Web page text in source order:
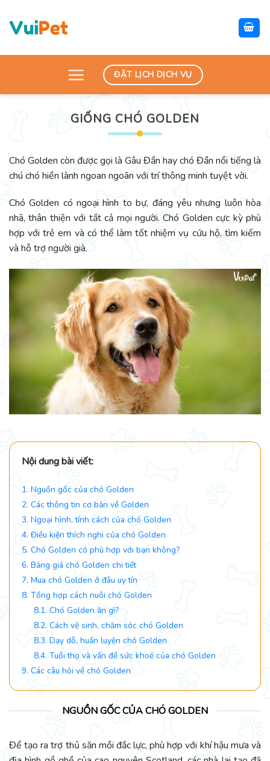
content
ĐẶT LỊCH DỊCH VỤ
GIỐNG CHÓ GOLDEN
Chó Golden còn được gọi là Gâu Đần hay chó Đần nổi tiếng là
chú chó hiền lành ngoan ngoãn với trí thông minh tuyệt vời.
Chó Golden có ngoại hình to bự, đáng yêu nhưng luôn hòa
nhã, thân thiện với tất cả mọi người. Chó Golden cực kỳ phù
hợp với trẻ em và có thể làm tốt nhiệm vụ cứu hộ, tìm kiếm
và hỗ trợ người già.
Nội dung bài viết:
1. Nguồn gốc của chó Golden
2. Các thông tin cơ bản về Golden
3. Ngoại hình, tính cách của chó Golden
4. Điều kiện thích nghi của chó Golden
5. Chó Golden có phù hợp với bạn không?
6. Bảng giá chó Golden chi tiết
7. Mua chó Golden ở đâu uy tín
8. Tổng hợp cách nuôi chó Golden
8.1. Chó Golden ăn gì?
8.2. Cách vệ sinh, chăm sóc chó Golden
8.3. Dạy dỗ, huấn luyện chó Golden
8.4. Tuổi thọ và vấn đề sức khoẻ của chó Golden
9. Các câu hỏi về chó Golden
NGUỒN GỐC CỦA CHÓ GOLDEN
Để tạo ra trợ thủ săn mồi đắc lực, phù hợp với khí hậu mưa và